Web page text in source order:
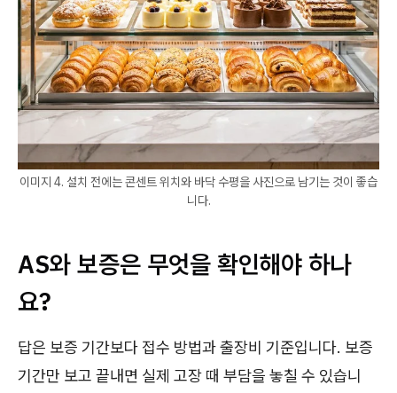
이미지 4. 설치 전에는 콘센트 위치와 바닥 수평을 사진으로 남기는 것이 좋습
니다.
AS와 보증은 무엇을 확인해야 하나
요?
답은 보증 기간보다 접수 방법과 출장비 기준입니다. 보증
기간만 보고 끝내면 실제 고장 때 부담을 놓칠 수 있습니